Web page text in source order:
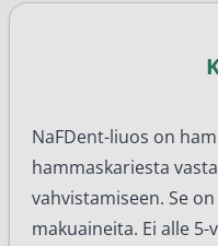
NaFDent-liuos on
hammaskariesta
vahvistamiseen. Se
makuaineita. Ei alle